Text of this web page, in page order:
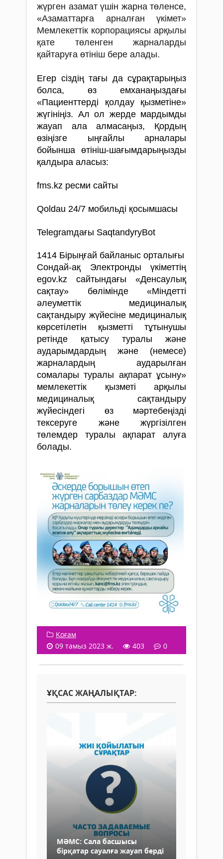
жүрген азамат үшін жарна төленсе,
«Азаматтарға арналған үкімет»
Мемлекеттік корпорациясы арқылы
қате төленген жарналарды
қайтаруға өтініш бере алады.
Егер сіздің тағы да сұрақтарыңыз
болса, өз емханаңыздағы
«Пациенттерді қолдау қызметіне»
жүгініңіз. Ал ол жерде мардымды
жауап ала алмасаңыз, Қордың
өзіңізге ыңғайлы арналары
бойынша өтініш-шағымдарыңызды
қалдыра аласыз:
fms.kz ресми сайты
Qoldau 24/7 мобильді қосымшасы
Telegramдағы SaqtandyryBot
1414 Бірыңғай байланыс орталығы
Сондай-ақ Электронды үкіметтің
egov.kz сайтындағы «Денсаулық
сақтау» бөлімінде «Міндетті
әлеуметтік медициналық
сақтандыру жүйесіне медициналық
көрсетілетін қызметті тұтынушы
ретінде қатысу туралы және
аударымдардың және (немесе)
жарналардың аударылған
сомалары туралы ақпарат ұсыну»
мемлекеттік қызметі арқылы
медициналық сақтандыру
жүйесіндегі өз мәртебеңізді
тексеруге және жүргізілген
төлемдер туралы ақпарат алуға
болады.
Қоғам
09 тамыз 2023 ж.
403 0
ҰҚСАС ЖАҢАЛЫҚТАР:
МӘМС: Сала басшысы
бірқатар сауалға жауап берді